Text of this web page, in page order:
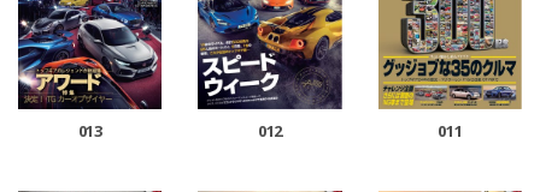
013 012 011